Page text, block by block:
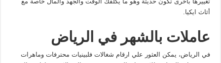
أثاث ايكيا.
عاملات بالشهر في الرياض
في الرياض، يمكن العثور علي ارقام شغالات فلبينيات محترفات وماهرات